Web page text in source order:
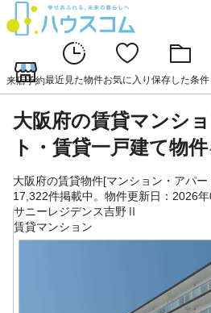
来店予約最近見た物件お気に入り 保存した条件
大阪府の賃貸マンシ
ト・賃貸一戸建て物
大阪府の賃貸物件[マンション・アパ
17,322件掲載中。物件更新日：2026
サニーレジデンス吉野Ⅱ
賃貸マンション